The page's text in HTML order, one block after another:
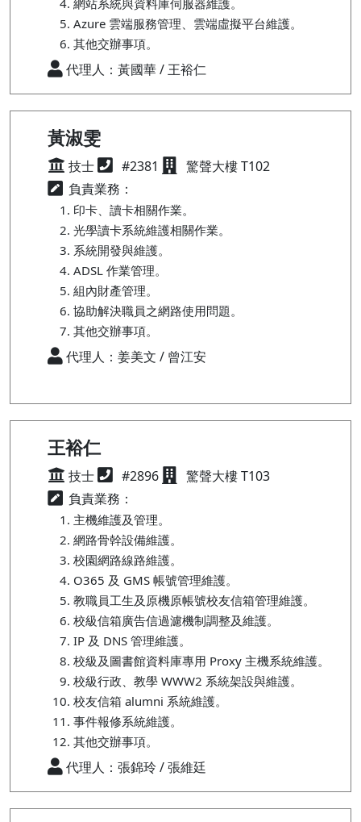
Azure 雲端服務管理、雲端虛擬平台維護。
其他交辦事項。
代理人：黃國華 / 王裕仁
黃淑雯
技士 #2381
驚聲大樓 T102
負責業務：
印卡、讀卡相關作業。
光學讀卡系統維護相關作業。
系統開發與維護。
ADSL 作業管理。
組內財產管理。
協助解決職員之網路使用問題。
其他交辦事項。
代理人：姜美文 / 曾江安
王裕仁
技士 #2896
驚聲大樓 T103
負責業務：
主機維護及管理。
網路骨幹設備維護。
校園網路線路維護。
O365 及 GMS 帳號管理維護。
教職員工生及原機原帳號校友信箱管理維護。
校級信箱廣告信過濾機制調整及維護。
IP 及 DNS 管理維護。
校級及圖書館資料庫專用 Proxy 主機系統維護。
校級行政、教學 WWW2 系統架設與維護。
校友信箱 alumni 系統維護。
事件報修系統維護。
其他交辦事項。
代理人：張錦玲 / 張維廷